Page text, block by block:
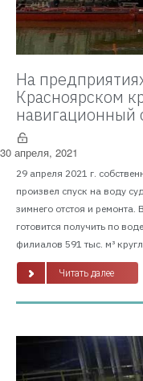
На
Красноярском
навигационный
30 апреля, 2021
29 апреля 2021 г.
произвел спуск на воду
зимнего отстоя и
готовится получить по
филиалов 591 тыс. м³
Читать далее